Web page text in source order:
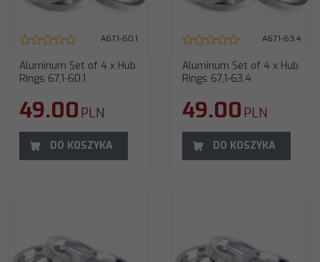
A67.1-60.1
Aluminum Set of 4 x Hub
Rings 67,1-60,1
49.00 PLN
DO KOSZYKA
A67.1-63.4
Aluminum Set of 4 x Hub
Rings 67,1-63,4
49.00 PLN
DO KOSZYKA